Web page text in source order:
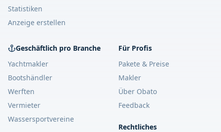
Statistiken
Anzeige erstellen
Geschäftlich pro Branche
Yachtmakler
Bootshändler
Werften
Vermieter
Wassersportvereine
Für Profis
Pakete & Preise
Makler
Über Obato
Feedback
Rechtliches